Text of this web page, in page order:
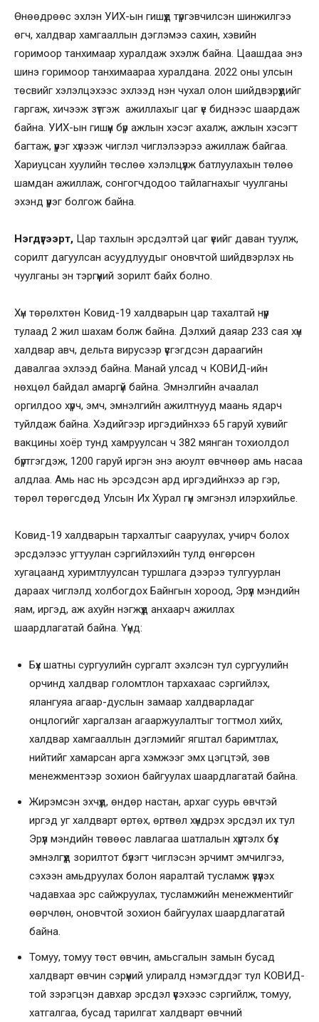
Өнөөдрөөс эхлэн УИХ-ын гишүүд түргэвчилсэн шинжилгээ
өгч, халдвар хамгааллын дэглэмээ сахин, хэвийн
горимоор танхимаар хуралдаж эхэлж байна. Цаашдаа энэ
шинэ горимоор танхимаараа хуралдана. 2022 оны улсын
төсвийг хэлэлцэхээс эхлээд нэн чухал олон шийдвэрүүдийг
гаргаж, хичээж зүтгэж ажиллахыг цаг үе биднээс шаардаж
байна. УИХ-ын гишүүн бүр ажлын хэсэг ахалж, ажлын хэсэгт
багтаж, үүрэг хүлээж чиглэл чиглэлээрээ ажиллаж байгаа.
Хариуцсан хуулийн төслөө хэлэлцүүлж батлуулахын төлөө
шамдан ажиллаж, сонгогчдодоо тайлагнахыг чуулганы
эхэнд үүрэг болгож байна.
Нэгдүгээрт, Цар тахлын эрсдэлтэй цаг үеийг даван туулж,
сорилт дагуулсан асуудлуудыг оновчтой шийдвэрлэх нь
чуулганы эн тэргүүний зорилт байх болно.
Хүн төрөлхтөн Ковид-19 халдварын цар тахалтай нүүр
тулаад 2 жил шахам болж байна. Дэлхий даяар 233 сая хүн
халдвар авч, дельта вирусээр үүсгэгдсэн дараагийн
давалгаа эхлээд байна. Манай улсад ч КОВИД-ийн
нөхцөл байдал амаргүй байна. Эмнэлгийн ачаалал
оргилдоо хүрч, эмч, эмнэлгийн ажилтнууд маань ядарч
туйлдаж байна. Хэдийгээр иргэдийнхээ 65 гаруй хувийг
вакцины хоёр тунд хамруулсан ч 382 мянган тохиолдол
бүртгэгдэж, 1200 гаруй иргэн энэ аюулт өвчнөөр амь насаа
алдлаа. Амь нас нь эрсэдсэн ард иргэдийнхээ ар гэр,
төрөл төрөгсдөд Улсын Их Хурал гүн эмгэнэл илэрхийлье.
Ковид-19 халдварын тархалтыг сааруулах, учирч болох
эрсдэлээс угтуулан сэргийлэхийн тулд өнгөрсөн
хугацаанд хуримтлуулсан туршлага дээрээ тулгуурлан
дараах чиглэлд холбогдох Байнгын хороод, Эрүүл мэндийн
яам, иргэд, аж ахуйн нэгжүүд анхаарч ажиллах
шаардлагатай байна. Үүнд:
Бүх шатны сургуулийн сургалт эхэлсэн тул сургуулийн
орчинд халдвар голомтлон тархахаас сэргийлэх,
ялангуяа агаар-дуслын замаар халдварладаг
онцлогийг харгалзан агааржуулалтыг тогтмол хийх,
халдвар хамгааллын дэглэмийг ягштал баримтлах,
нийтийг хамарсан арга хэмжээг эмх цэгцтэй, зөв
менежментээр зохион байгуулах шаардлагатай байна.
Жирэмсэн эхчүүд, өндөр настан, архаг суурь өвчтэй
иргэд уг халдварт өртөх, өртвөл хүндрэх эрсдэл их тул
Эрүүл мэндийн төвөөс лавлагаа шатлалын хүртэлх бүх
эмнэлгүүд зорилтот бүлэгт чиглэсэн эрчимт эмчилгээ,
сэхээн амьдруулах болон яаралтай тусламж үзүүлэх
чадавхаа эрс сайжруулах, тусламжийн менежментийг
өөрчлөн, оновчтой зохион байгуулах шаардлагатай
байна.
Томуу, томуу төст өвчин, амьсгалын замын бусад
халдварт өвчин сэрүүний улиралд нэмэгддэг тул КОВИД-
той зэрэгцэн давхар эрсдэл үүсэхээс сэргийлж, томуу,
хатгалгаа, бусад тарилгат халдварт өвчний